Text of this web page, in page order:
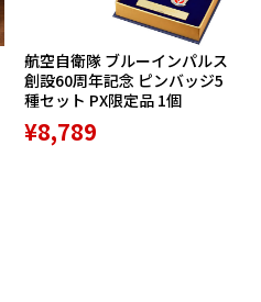
る木の葉をキルティングデザ
した。このキルトデザインは
枚の木の葉が開いているよう
を描いているようにも見える
、ケットに使用)
航空自衛隊 ブルーインパルス
創設60周年記念 ピンバッジ5
種セット PX限定品 1個
¥8,789